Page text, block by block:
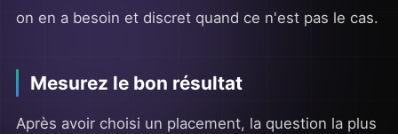
on en a besoin et discret quand ce n'est pas le cas.
Mesurez le bon résultat
Après avoir choisi un placement, la question la plus